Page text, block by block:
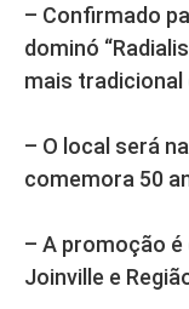
– Confirmado
dominó
mais tradicional
– O local será
comemora 50
– A promoção
Joinville e